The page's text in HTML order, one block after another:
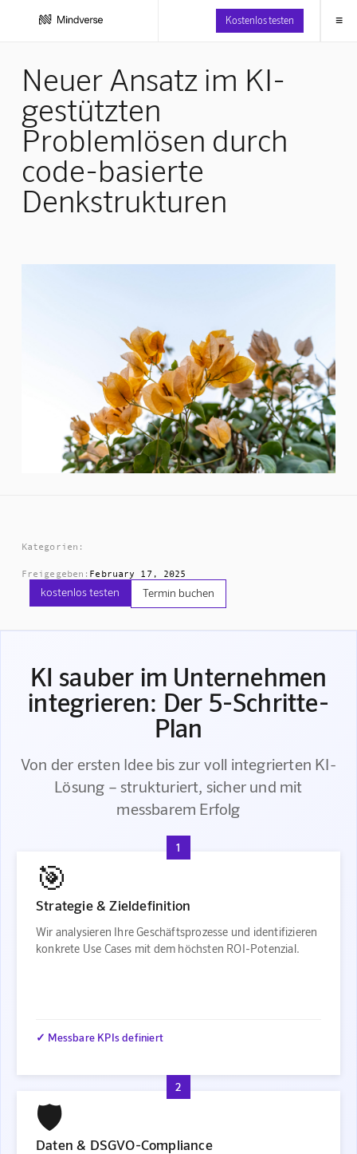
Kostenlos testen ≡
Neuer Ansatz im KI-
gestützten
Problemlösen durch
code-basierte
Denkstrukturen
Kategorien:
Freigegeben: February 17, 2025
kostenlos testen Termin buchen
KI sauber im Unternehmen
integrieren: Der 5-Schritte-
Plan
Von der ersten Idee bis zur voll integrierten KI-
Lösung – strukturiert, sicher und mit
messbarem Erfolg
1
🎯
Strategie & Zieldefinition
Wir analysieren Ihre Geschäftsprozesse und identifizieren
konkrete Use Cases mit dem höchsten ROI-Potenzial.
✓ Messbare KPIs definiert
2
🛡️
Daten & DSGVO-Compliance